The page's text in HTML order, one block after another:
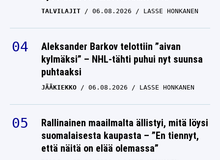
Aleksander Barkov telottiin ”aivan
kylmäksi” – NHL-tähti puhui nyt suunsa
puhtaaksi
JÄÄKIEKKO
Rallinainen maailmalta ällistyi, mitä löysi
suomalaisesta kaupasta – ”En tiennyt,
että näitä on elää olemassa”
RALLI 07.08.2026 LASSE HONKANEN